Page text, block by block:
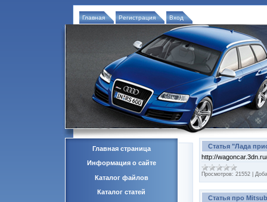
Главная Регистрация Вход
Главная страница
Информация о сайте
Каталог файлов
Каталог статей
Статья "Лада
http://
Просмотров: 21552
Статья про